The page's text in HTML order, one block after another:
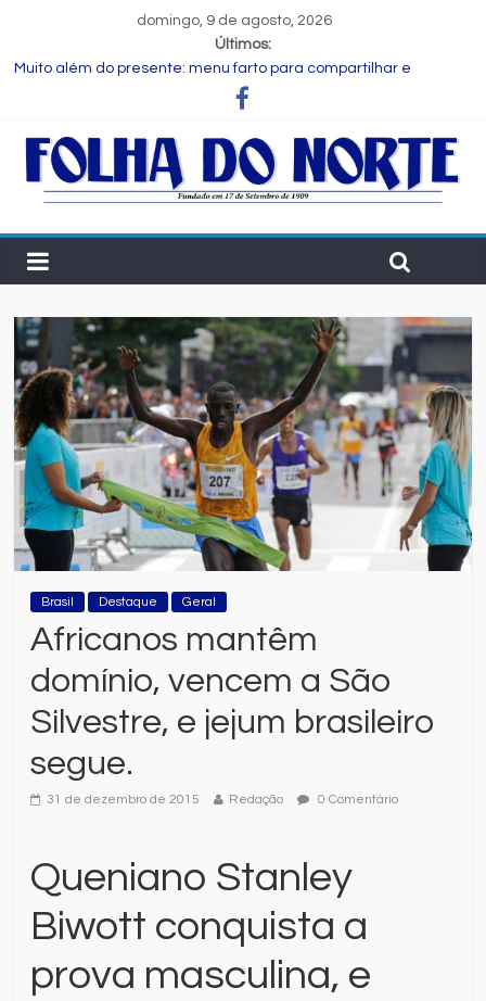
domingo, 9 de agosto, 2026
Últimos:
Muito além do presente: menu farto para compartilhar e
cérebro masculino
Central de Eleições da Rede Bahia inicia nova rodada de
entrevistas com os candidatos ao Governo do Estado
em quatro praças.
Bruno Reis e Zé Cocá são recebidos por Wilson Cardoso para
visita às obras de modernização da UPB e destacam união do
Brasil Destaque Geral
Africanos mantêm
domínio, vencem a São
Silvestre, e jejum brasileiro
segue.
31 de dezembro de 2015 Redação 0 Comentário
Queniano Stanley
Biwott conquista a
prova masculina, e